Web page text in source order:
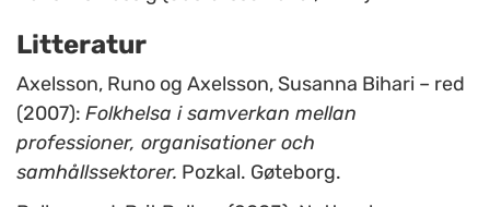
Litteratur
Axelsson, Runo og Axelsson, Susanna Bihari – red
(2007): Folkhelsa i samverkan mellan
professioner, organisationer och
samhållssektorer. Pozkal. Gøteborg.